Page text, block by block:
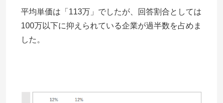
平均単価は「113万」でしたが、回答割合としては
100万以下に抑えられている企業が過半数を占めま
した。